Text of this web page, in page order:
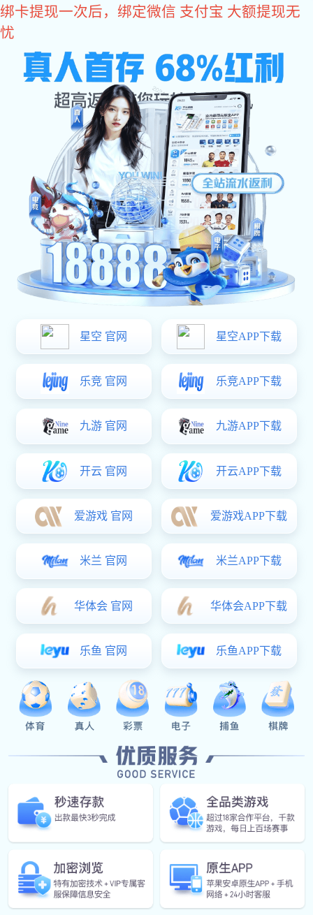
星空真人
您好，欢迎您光临星空真人商城！
星空真人
come2time.com
网站星空真人 关于星空真人
星空真人>产品中心>拉手系列>锌合金拉手
同类推荐
星空真人:DMK117 304不锈钢拉丝
￥5.00
￥3.25
LS516-10
￥3.37
商品详情